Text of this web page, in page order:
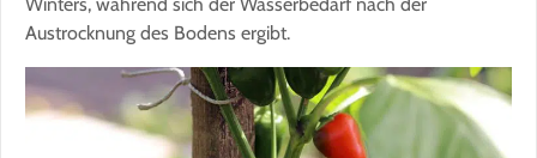
Austrocknung des Bodens ergibt.